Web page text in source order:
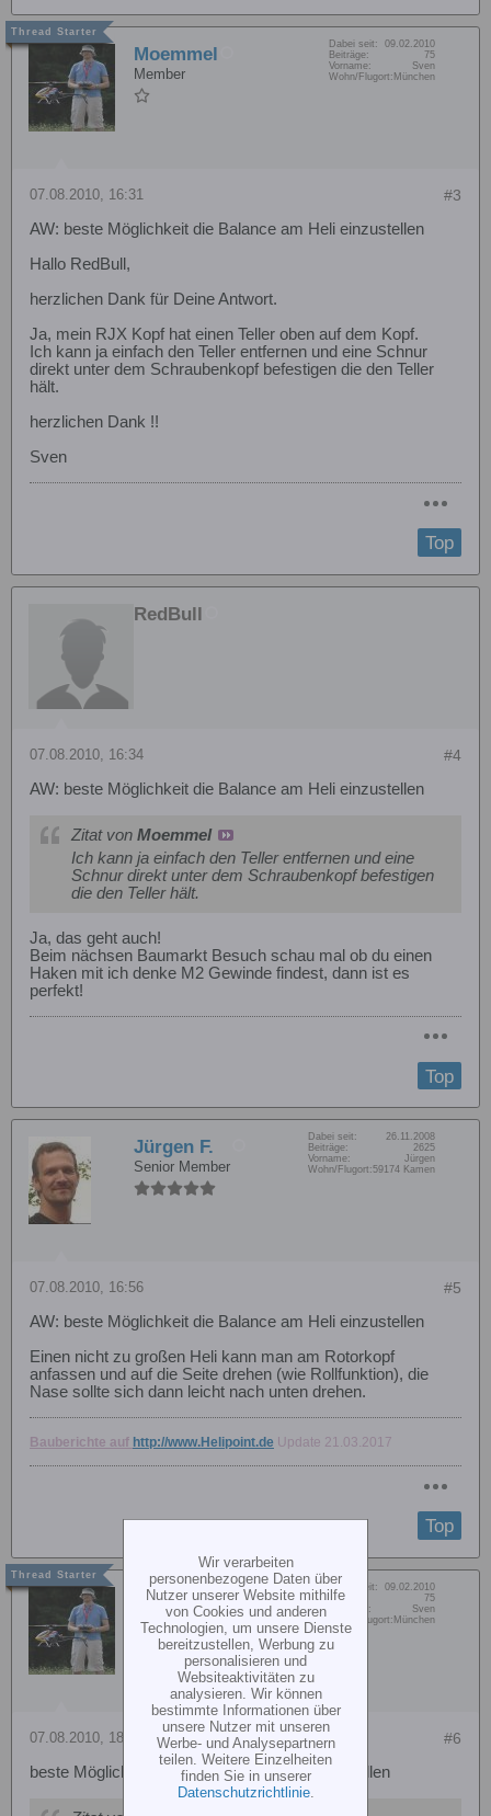
Moemmel
Member
Dabei seit:
09.02.2010
Beiträge:
75
Vorname:
Sven
Wohn/Flugort: München
#3
07.08.2010, 16:31
AW: beste Möglichkeit die Balance am Heli einzustellen
Hallo RedBull,
herzlichen Dank für Deine Antwort.
Ja, mein RJX Kopf hat einen Teller oben auf dem Kopf.
Ich kann ja einfach den Teller entfernen und eine Schnur
direkt unter dem Schraubenkopf befestigen die den Teller
hält.
herzlichen Dank !!
Sven
Top
RedBull
#4
07.08.2010, 16:34
AW: beste Möglichkeit die Balance am Heli einzustellen
Zitat von Moemmel
Ich kann ja einfach den Teller entfernen und eine
Schnur direkt unter dem Schraubenkopf befestigen
die den Teller hält.
Ja, das geht auch!
Beim nächsen Baumarkt Besuch schau mal ob du einen
Haken mit ich denke M2 Gewinde findest, dann ist es
perfekt!
Top
Jürgen F.
Senior Member
Dabei seit:
26.11.2008
Beiträge:
2625
Vorname:
Jürgen
Wohn/Flugort:59174 Kamen
#5
07.08.2010, 16:56
AW: beste Möglichkeit die Balance am Heli einzustellen
Einen nicht zu großen Heli kann man am Rotorkopf
anfassen und auf die Seite drehen (wie Rollfunktion), die
Nase sollte sich dann leicht nach unten drehen.
Bauberichte auf http://www.Helipoint.de Update 21.03.2017
Top
Moemmel
Member
Dabei seit:
09.02.2010
Beiträge:
75
Vorname:
Sven
Wohn/Flugort: München
#6
07.08.2010, 18:01
beste Möglichkeit die Balance am Heli einzustellen
Wir verarbeiten
personenbezogene Daten über
Nutzer unserer Website mithilfe
von Cookies und anderen
Technologien, um unsere Dienste
bereitzustellen, Werbung zu
personalisieren und
Websiteaktivitäten zu
analysieren. Wir können
bestimmte Informationen über
unsere Nutzer mit unseren
Werbe- und Analysepartnern
teilen. Weitere Einzelheiten
finden Sie in unserer
Datenschutzrichtlinie.